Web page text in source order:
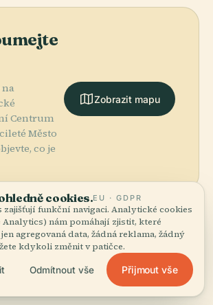
na
Centrum
Město
co je
Zobrazit mapu
Huelva.
— pár, která stojí za to spojit
Nový
cookies.EU · GDPR
zajišťují funkční navigaci. Analytické cookies
Analytics) nám pomáhají zjistit, které
agregovaná data, žádná reklama, žádný
kdykoli změnit v patičce.
Odmítnout vše Přijmout vše